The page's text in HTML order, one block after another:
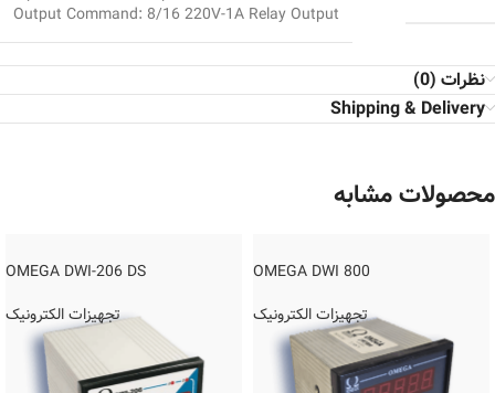
Output Command: 8/16 220V-1A Relay Output
نظرات (0)
Shipping & Delivery
محصولات مشابه
OMEGA DWI 800
تجهیزات الکترونیک
OMEGA DWI-206 DS
تجهیزات الکترونیک